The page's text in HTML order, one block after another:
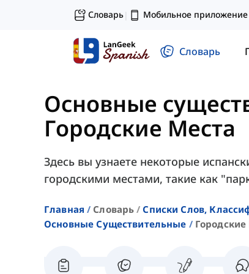
Словарь| Мобильное приложение
Словарь
Основные
Городские Места
Здесь вы узнаете некоторые
городскими местами, такие как
Главная Словарь
Списки Слов,
Основные Существительные